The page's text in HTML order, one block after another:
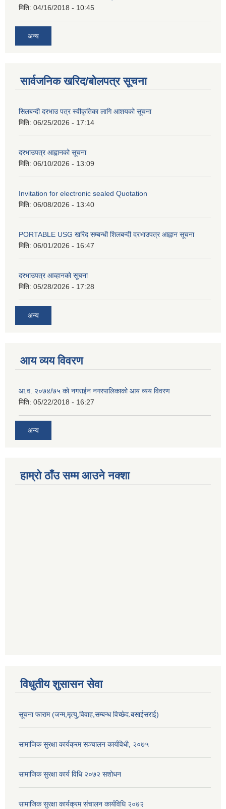
मिति: 04/16/2018 - 10:45
अन्य
सार्वजनिक खरिद/बोलपत्र सूचना
सिलबन्दी दरभाउ पत्र स्वीकृतिका लागि आशयको सूचना
मिति: 06/25/2026 - 17:14
दरभाउपत्र आह्वानको सूचना
मिति: 06/10/2026 - 13:09
Invitation for electronic sealed Quotation
मिति: 06/08/2026 - 13:40
PORTABLE USG खरिद सम्बन्धी शिलबन्दी दरभाउपत्र आह्वान सूचना
मिति: 06/01/2026 - 16:47
दरभाउपत्र आव्हानको सूचना
मिति: 05/28/2026 - 17:28
अन्य
आय व्यय विवरण
आ.व. २०७४/७५ को नगराईन नगरपालिकाको आय व्यय विवरण
मिति: 05/22/2018 - 16:27
अन्य
हाम्रो ठाँउ सम्म आउने नक्शा
विधुतीय शुसासन सेवा
सूचना फाराम (जन्म,मृत्यु,विवाह,सम्बन्ध विच्छेद.बसाईसराई)
सामाजिक सुरक्षा कार्यक्रम सञ्चालन कार्यविधी, २०७५
सामाजिक सुरक्षा कार्य विधि २०७२ स‌शोधन
सामाजिक सुरक्षा कार्यक्रम संचालन कार्यविधि २०७२